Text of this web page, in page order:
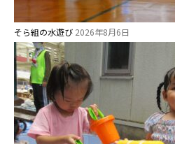
そら組の水遊び 2026年8月6日
理事長のことば
教育と保育
美⽊多幼稚園の理想
園の1⽇
年間⾏事